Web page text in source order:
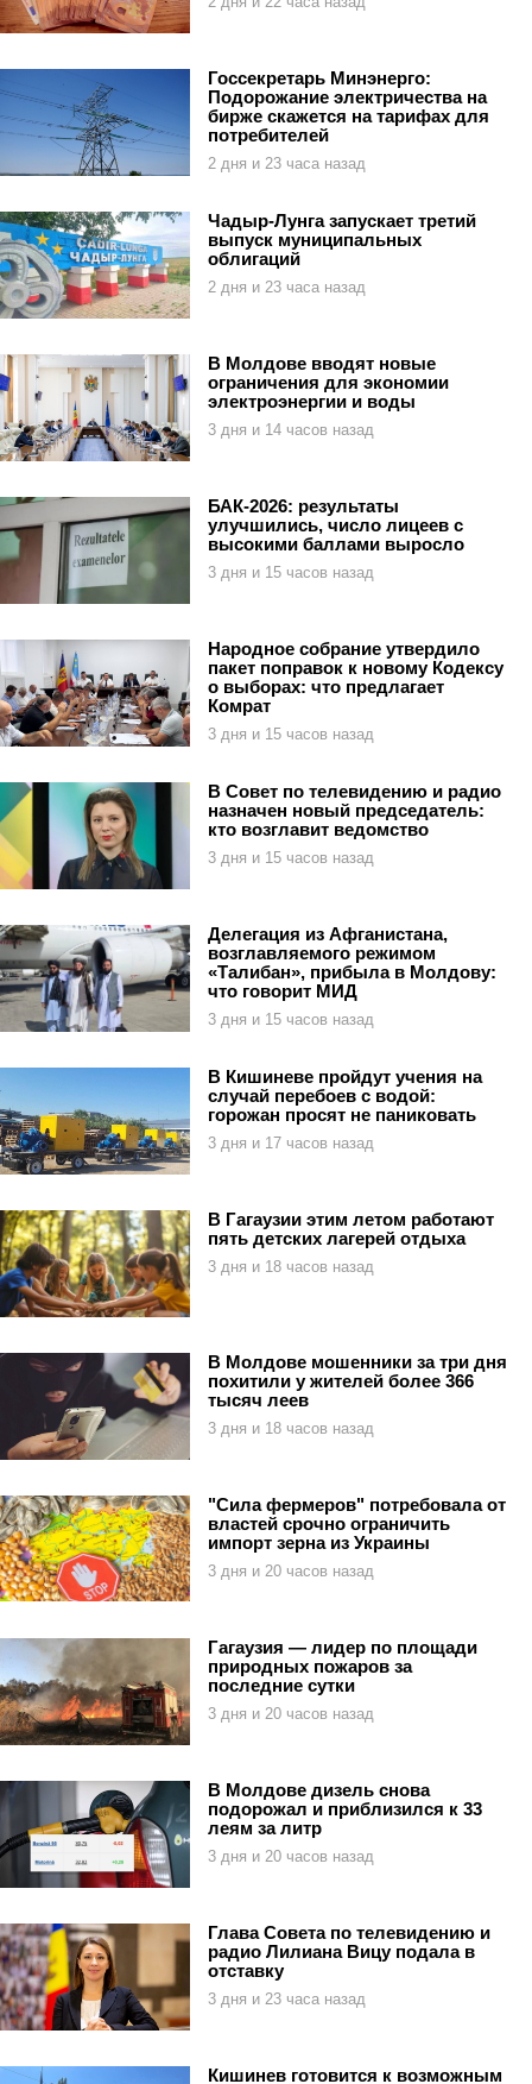
Госсекретарь Минэнерго:
Подорожание электричества на
бирже скажется на тарифах для
потребителей
2 дня и 23 часа назад
Чадыр-Лунга запускает третий
выпуск муниципальных
облигаций
2 дня и 23 часа назад
В Молдове вводят новые
ограничения для экономии
электроэнергии и воды
3 дня и 14 часов назад
БАК-2026: результаты
улучшились, число лицеев с
высокими баллами выросло
3 дня и 15 часов назад
Народное собрание утвердило
пакет поправок к новому Кодексу
о выборах: что предлагает
Комрат
3 дня и 15 часов назад
В Совет по телевидению и радио
назначен новый председатель:
кто возглавит ведомство
3 дня и 15 часов назад
Делегация из Афганистана,
возглавляемого режимом
«Талибан», прибыла в Молдову:
что говорит МИД
3 дня и 15 часов назад
В Кишиневе пройдут учения на
случай перебоев с водой:
горожан просят не паниковать
3 дня и 17 часов назад
В Гагаузии этим летом работают
пять детских лагерей отдыха
3 дня и 18 часов назад
В Молдове мошенники за три дня
похитили у жителей более 366
тысяч леев
3 дня и 18 часов назад
"Сила фермеров" потребовала от
властей срочно ограничить
импорт зерна из Украины
3 дня и 20 часов назад
Гагаузия — лидер по площади
природных пожаров за
последние сутки
3 дня и 20 часов назад
В Молдове дизель снова
подорожал и приблизился к 33
леям за литр
3 дня и 20 часов назад
Глава Совета по телевидению и
радио Лилиана Вицу подала в
отставку
3 дня и 23 часа назад
Кишинев готовится к возможным